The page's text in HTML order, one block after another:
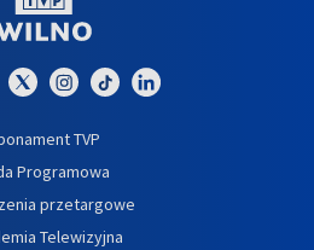
TVP
Programowa
przetargowe
Telewizyjna